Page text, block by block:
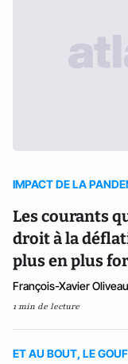
IMPACT DE LA
Les courants
droit à la
plus en plus
François-Xavier Oliveau
1 min de lecture
ET AU BOUT, LE